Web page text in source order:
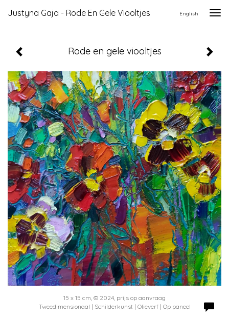
Justyna Gaja - Rode En Gele Viooltjes English
Rode en gele viooltjes
15 x 15 cm, © 2024, prijs op aanvraag
Tweedimensionaal | Schilderkunst | Olieverf | Op paneel